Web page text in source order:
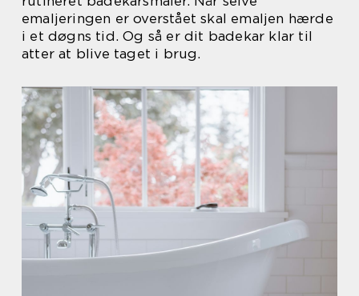
emaljeringen er overstået skal emaljen hærde
i et døgns tid. Og så er dit badekar klar til
atter at blive taget i brug.